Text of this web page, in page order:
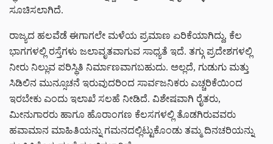
ಸೂಚಿಸಲಾಗಿದೆ.
ರಾಜ್ಯದ ಹಲವೆಡೆ ಈಗಾಗಲೇ ಮಳೆಯ ಪ್ರಮಾಣ ಏರಿಕೆಯಾಗಿದ್ದು, ಕೆಲ
ಭಾಗಗಳಲ್ಲಿ ರಸ್ತೆಗಳು ಜಲಾವೃತವಾಗುವ ಸಾಧ್ಯತೆ ಇದೆ. ತಗ್ಗು ಪ್ರದೇಶಗಳಲ್ಲಿ
ನೀರು ನಿಲ್ಲುವ ಪರಿಸ್ಥಿತಿ ನಿರ್ಮಾಣವಾಗಬಹುದು. ಅಲ್ಲದೆ, ಗುಡುಗು ಮತ್ತು
ಸಿಡಿಲಿನ ಮುನ್ಸೂಚನೆ ಇರುವುದರಿಂದ ಸಾರ್ವಜನಿಕರು ಎಚ್ಚರಿಕೆಯಿಂದ
ಇರಬೇಕು ಎಂದು ಇಲಾಖೆ ಸಲಹೆ ನೀಡಿದೆ. ವಿಶೇಷವಾಗಿ ರೈತರು,
ಮೀನುಗಾರರು ಹಾಗೂ ಹೊರಾಂಗಣ ಕೆಲಸಗಳಲ್ಲಿ ತೊಡಗಿರುವವರು
ಹವಾಮಾನ ಮಾಹಿತಿಯನ್ನು ಗಮನದಲ್ಲಿಟ್ಟುಕೊಂಡು ತಮ್ಮ ದಿನಚರಿಯನ್ನು